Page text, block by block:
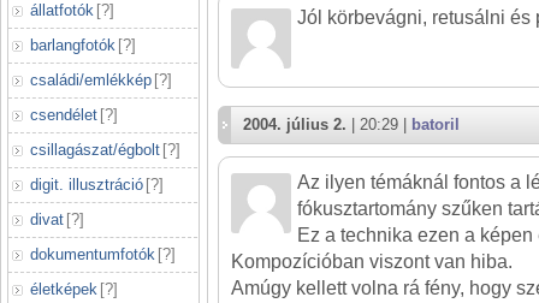
állatfotók [?]
barlangfotók [?]
családi/emlékkép [?]
csendélet [?]
csillagászat/égbolt [?]
digit. illusztráció [?]
divat [?]
dokumentumfotók [?]
életképek [?]
Jól körbevágni, retusálni és
2004. július 2. | 20:29 | batoril
Az ilyen témáknál fontos a
fókusztartomány szűken
Ez a technika ezen a képen
Kompozícióban viszont van hiba.
Amúgy kellett volna rá fény, hogy